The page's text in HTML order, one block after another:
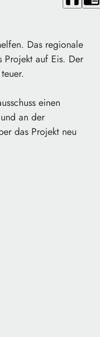
Das regionale
Projekt auf Eis. Der
einen
an der
das Projekt neu